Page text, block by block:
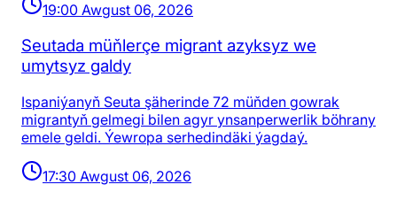
19:00 Awgust 06, 2026
Seutada müňlerçe migrant azyksyz we
umytsyz galdy
Ispaniýanyň Seuta şäherinde 72 müňden gowrak
migrantyň gelmegi bilen agyr ynsanperwerlik böhrany
emele geldi. Ýewropa serhedindäki ýagdaý.
17:30 Awgust 06, 2026